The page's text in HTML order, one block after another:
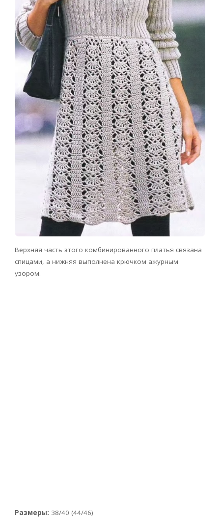
Верхняя часть этого комбинированного платья связана
спицами, а нижняя выполнена крючком ажурным
узором.
Размеры: 38/40 (44/46)